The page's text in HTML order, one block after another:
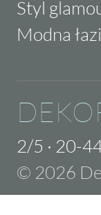
Styl
Modna
2/5 · 20-
© 2026